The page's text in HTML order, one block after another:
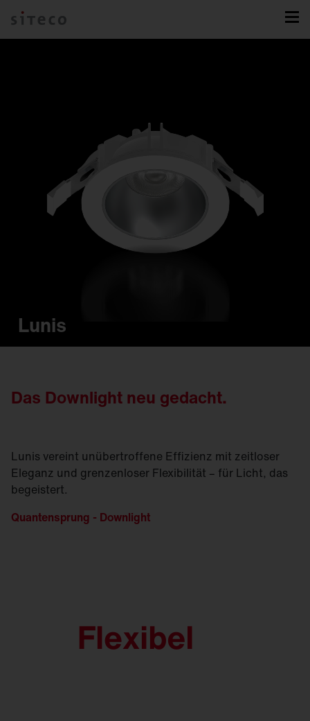
Lunis
Das Downlight neu gedacht.
Lunis vereint unübertroffene Effizienz mit zeitloser
Eleganz und grenzenloser Flexibilität – für Licht, das
begeistert.
Quantensprung - Downlight